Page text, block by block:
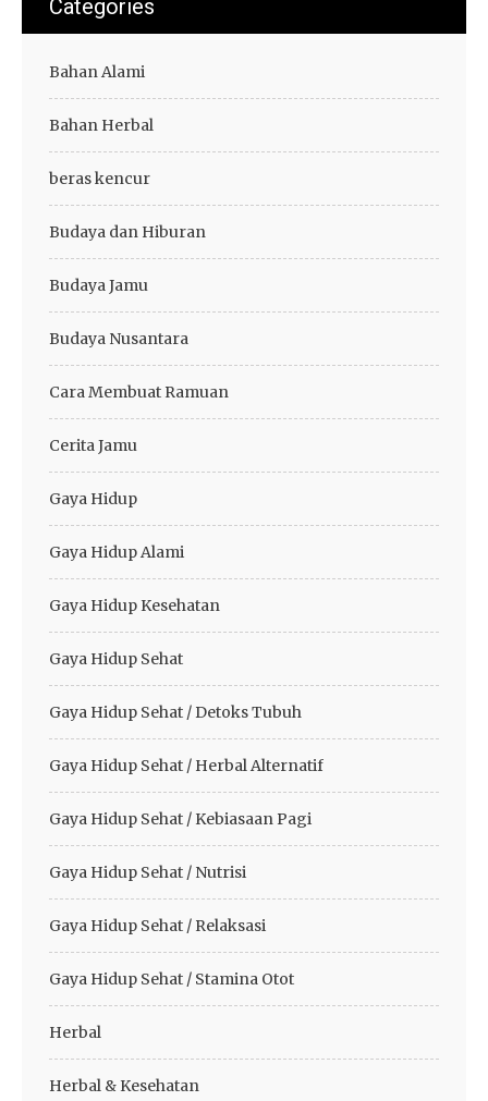
Categories
Bahan Alami
Bahan Herbal
beras kencur
Budaya dan Hiburan
Budaya Jamu
Budaya Nusantara
Cara Membuat Ramuan
Cerita Jamu
Gaya Hidup
Gaya Hidup Alami
Gaya Hidup Kesehatan
Gaya Hidup Sehat
Gaya Hidup Sehat / Detoks Tubuh
Gaya Hidup Sehat / Herbal Alternatif
Gaya Hidup Sehat / Kebiasaan Pagi
Gaya Hidup Sehat / Nutrisi
Gaya Hidup Sehat / Relaksasi
Gaya Hidup Sehat / Stamina Otot
Herbal
Herbal & Kesehatan